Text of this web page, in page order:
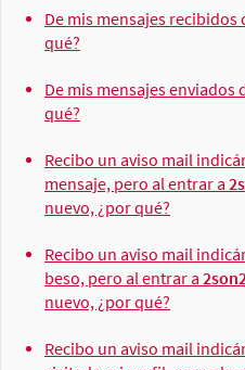
De mis mensajes
qué?
De mis mensajes enviados
qué?
Recibo un aviso mail
mensaje, pero al entrar a
nuevo, ¿por qué?
Recibo un aviso mail
beso, pero al entrar a 2son2
nuevo, ¿por qué?
Recibo un aviso mail